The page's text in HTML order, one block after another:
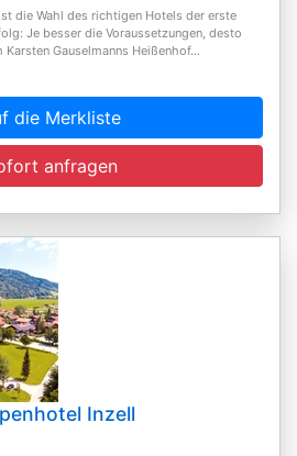
die Wahl des richtigen Hotels der erste
Je besser die Voraussetzungen, desto
Gauselmanns Heißenhof...
die Merkliste
anfragen
Inzell